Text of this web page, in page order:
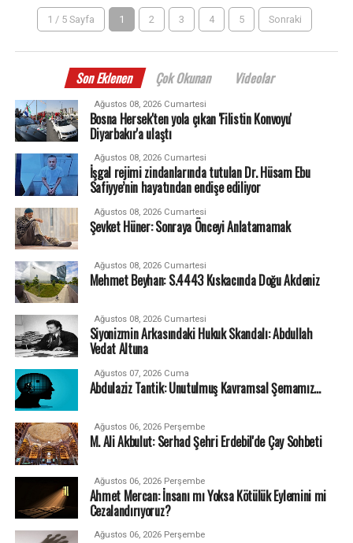
1 / 5 Sayfa 1 2 3 4 5 Sonraki
Son Eklenen Çok Okunan Videolar
Ağustos 08, 2026 Cumartesi
Bosna Hersek'ten yola çıkan 'Filistin Konvoyu'
Diyarbakır'a ulaştı
Ağustos 08, 2026 Cumartesi
İşgal rejimi zindanlarında tutulan Dr. Hüsam Ebu
Safiyye’nin hayatından endişe ediliyor
Ağustos 08, 2026 Cumartesi
Şevket Hüner: Sonraya Önceyi Anlatamamak
Ağustos 08, 2026 Cumartesi
Mehmet Beyhan: S.4443 Kıskacında Doğu Akdeniz
Ağustos 08, 2026 Cumartesi
Siyonizmin Arkasındaki Hukuk Skandalı: Abdullah
Vedat Altuna
Ağustos 07, 2026 Cuma
Abdulaziz Tantik: Unutulmuş Kavramsal Şemamız…
Ağustos 06, 2026 Perşembe
M. Ali Akbulut: Serhad Şehri Erdebil'de Çay Sohbeti
Ağustos 06, 2026 Perşembe
Ahmet Mercan: İnsanı mı Yoksa Kötülük Eylemini mi
Cezalandırıyoruz?
Ağustos 06, 2026 Perşembe